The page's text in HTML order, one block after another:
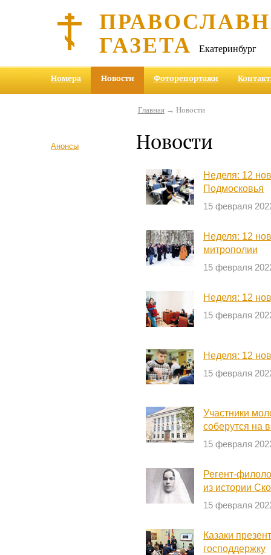
ГАЗЕТА Екатеринбург
Номера Новости Фоторепортажи
Анонсы
Главная→ Новости
Новости
Неделя: 12
Подмосковья
15 февраля
Неделя: 12
митрополии
15 февраля
Неделя: 12
15 февраля
Неделя: 12
15 февраля
Участники
соберутся на
15 февраля
Регент-
из истории
15 февраля
Казаки
господдержку